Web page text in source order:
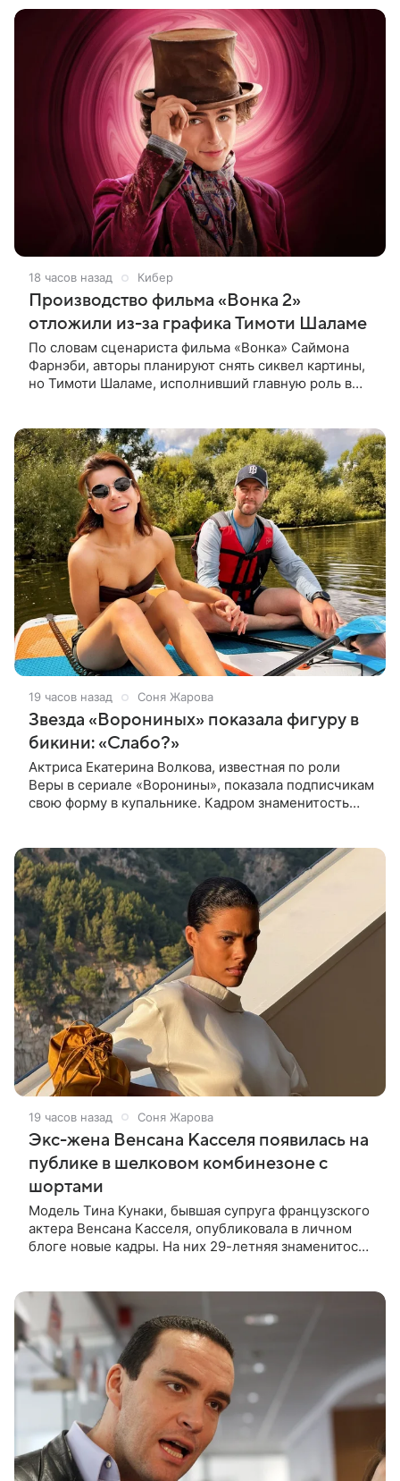
18 часов назад Кибер
Производство фильма «Вонка 2»
отложили из-за графика Тимоти Шаламе
По словам сценариста фильма «Вонка» Саймона
Фарнэби, авторы планируют снять сиквел картины,
но Тимоти Шаламе, исполнивший главную роль в
19 часов назад Соня Жарова
Звезда «Ворониных» показала фигуру в
бикини: «Слабо?»
Актриса Екатерина Волкова, известная по роли
Веры в сериале «Воронины», показала подписчикам
свою форму в купальнике. Кадром знаменитость
19 часов назад Соня Жарова
Экс-жена Венсана Касселя появилась на
публике в шелковом комбинезоне с
шортами
Модель Тина Кунаки, бывшая супруга французского
актера Венсана Касселя, опубликовала в личном
блоге новые кадры. На них 29-летняя знаменитость